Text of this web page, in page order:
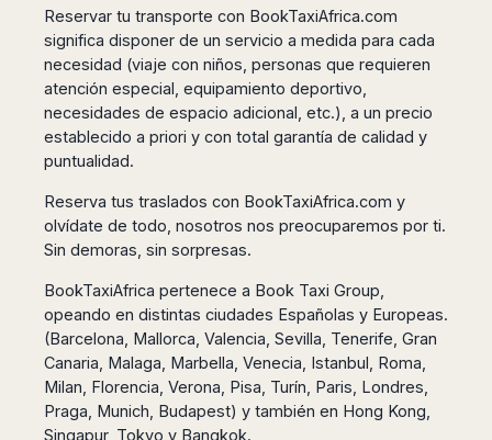
London
Birmingham
Bristol
Edinburgh
Glasgow
Manchester
Nottingham
Southampton
Ireland
Cork
Dublin
Galway
Limerick
Palermo
Trapani
Comiso
-
Ragusa
Poland
Katowice
Kraków
Łódź
Lublin
Poznań
Warszawa
Wrocław
Portugal
Lisbon
Pogdorica
Moscow
Minsk
Yerevan
Tbilisi
St
Petersburg
Zagreb
Dubrovnik
Rijeka
Zadar
Sarajevo
Mostar
Tuzla
Nang
Cam
Ranh
Quy
Nhon
Da
Lat
Chu
Minh
Tagbilaran
Bacolod
Davao
Samal
Island
Cebu
Lapu-
Lapu
Orlando
Pittsburgh
Tampa
Quebec
Toronto
Vancouver
Calgary
Ottawa
Monterrey
Mexico
City
Toluca
San
José
Reservar tu transporte con BookTaxiAfrica.com
significa disponer de un servicio a medida para cada
necesidad (viaje con niños, personas que requieren
atención especial, equipamiento deportivo,
necesidades de espacio adicional, etc.), a un precio
establecido a priori y con total garantía de calidad y
puntualidad.
Reserva tus traslados con BookTaxiAfrica.com y
olvídate de todo, nosotros nos preocuparemos por ti.
Sin demoras, sin sorpresas.
BookTaxiAfrica pertenece a Book Taxi Group,
opeando en distintas ciudades Españolas y Europeas.
(Barcelona, Mallorca, Valencia, Sevilla, Tenerife, Gran
Canaria, Malaga, Marbella, Venecia, Istanbul, Roma,
Milan, Florencia, Verona, Pisa, Turín, Paris, Londres,
Praga, Munich, Budapest) y también en Hong Kong,
Singapur, Tokyo y Bangkok.